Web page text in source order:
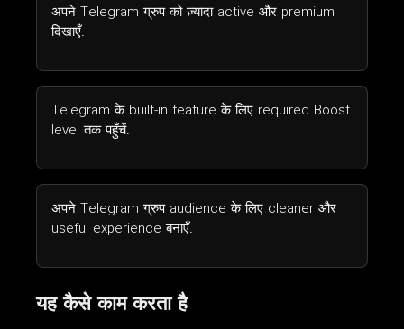
अपने Telegram ग्रुप को ज़्यादा active और premium
दिखाएँ.
Telegram के built-in feature के लिए required Boost
level तक पहुँचें.
अपने Telegram ग्रुप audience के लिए cleaner और
useful experience बनाएँ.
यह कैसे काम करता है